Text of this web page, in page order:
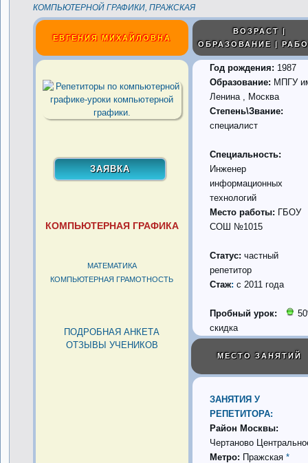
КОМПЬЮТЕРНОЙ ГРАФИКИ, ПРАЖСКАЯ
ЕВГЕНИЯ МИХАЙЛОВНА
ВОЗРАСТ |
ОБРАЗОВАНИЕ |
КОМПЬЮТЕРНАЯ ГРАФИКА
МАТЕМАТИКА
КОМПЬЮТЕРНАЯ ГРАМОТНОСТЬ
ПОДРОБНАЯ АНКЕТА
ОТЗЫВЫ УЧЕНИКОВ
Год рождения: 1987
Образование: МПГУ
Ленина , Москва
Степень\Звание:
специалист
Специальность:
Инженер
информационных
технологий
Место работы: ГБОУ
СОШ №1015
Статус: частный
репетитор
Стаж: с 2011 года
Пробный урок:
скидка
МЕСТО ЗАНЯТИЙ
ЗАНЯТИЯ У
РЕПЕТИТОРА:
Район Москвы:
Чертаново
Метро: Пражская *